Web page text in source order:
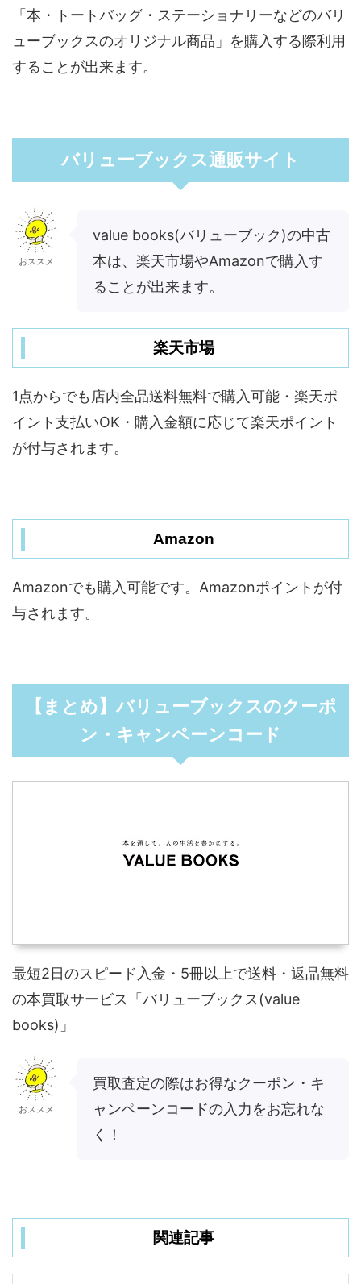
「本・トートバッグ・ステーショナリーなどのバリ
ューブックスのオリジナル商品」を購入する際利用
することが出来ます。
バリューブックス通販サイト
おススメ
value books(バリューブック)の中古
本は、楽天市場やAmazonで購入す
ることが出来ます。
楽天市場
1点からでも店内全品送料無料で購入可能・楽天ポ
イント支払いOK・購入金額に応じて楽天ポイント
が付与されます。
Amazon
Amazonでも購入可能です。Amazonポイントが付
与されます。
【まとめ】バリューブックスのクーポ
ン・キャンペーンコード
最短2日のスピード入金・5冊以上で送料・返品無料
の本買取サービス「バリューブックス(value
books)」
おススメ
買取査定の際はお得なクーポン・キ
ャンペーンコードの入力をお忘れな
く！
関連記事